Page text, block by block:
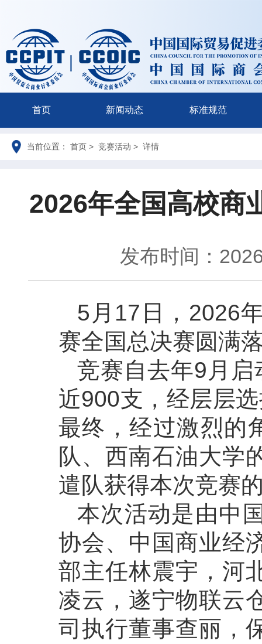
首页 新闻动态 标准规范
当前位置： 首页 > 竞赛活动 > 详情
2026年全国高校商
发布时间：
5月17日，2026
赛全国总决赛圆满
竞赛自去年9月
近900支，经层层
最终，经过激烈的
队、西南石油大学
遣队获得本次竞赛
本次活动是由中
协会、中国商业经
部主任林震宇，河
凌云，遂宁物联云
司执行董事查丽，